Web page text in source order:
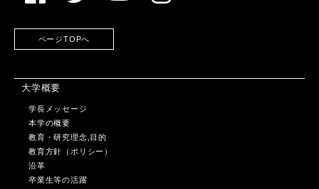
ページTOPへ
大学概要
学長メッセージ
本学の概要
教育・研究理念,目的
教育方針（ポリシー）
沿革
卒業生等の活躍